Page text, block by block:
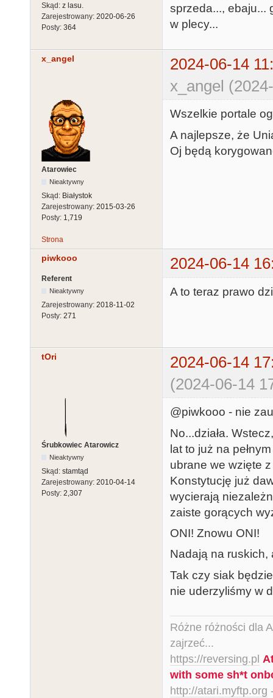
Skąd: z lasu.
Zarejestrowany: 2020-06-26
Posty: 364
sprzeda..., ebaju...
w plecy...
x_angel
2024-06-14
x_angel
Atarowiec
Nieaktywny
Skąd: Białystok
Zarejestrowany: 2015-03-26
Posty: 1,719
Wszelkie portale
A najlepsze, że
Oj będą
Strona
piwkooo 2024-06-14
Referent
Nieaktywny
Zarejestrowany: 2018-11-02
Posty: 271
A to teraz prawo
tOri
2024-06-14
(2024-06-14
Śrubkowiec Atarowicz
Nieaktywny
Skąd: stamtąd
Zarejestrowany: 2010-04-14
Posty: 2,307
@piwkooo - nie
No...działa.
lat to już na
ubrane we wzięte
Konstytucję już
wycierają
zaiste gorących
ONI! Znowu ONI!
Nadają na ruskich,
Tak czy siak
nie uderzyliśmy w
Różne różności dla
zajrzeć...
https://reversing.pl
with some sh*t
http://atari.myftp.org